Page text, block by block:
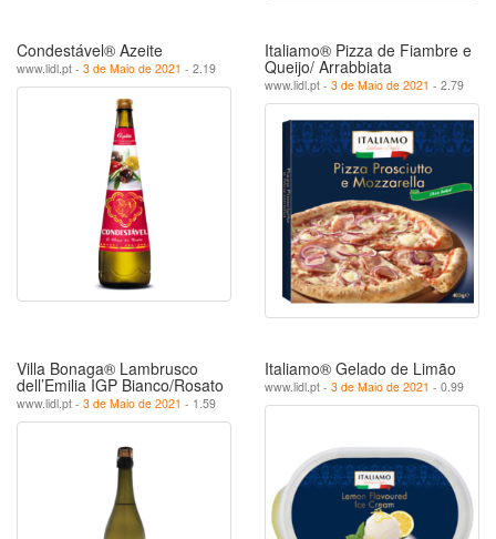
Condestável® Azeite
www.lidl.pt - 3 de Maio de 2021 - 2.19
Italiamo® Pizza de Fiambre e
Queijo/ Arrabbiata
www.lidl.pt - 3 de Maio de 2021 - 2.79
Villa Bonaga® Lambrusco
dell’Emilia IGP Bianco/Rosato
www.lidl.pt - 3 de Maio de 2021 - 1.59
Italiamo® Gelado de Limão
www.lidl.pt - 3 de Maio de 2021 - 0.99